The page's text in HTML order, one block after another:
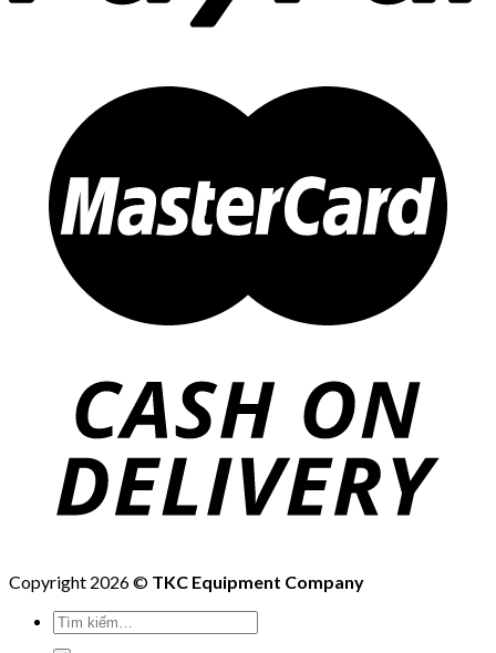
Copyright 2026 © TKC Equipment Company
Tìm
kiếm: